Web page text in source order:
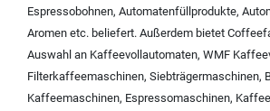
Espressobohnen, Automatenfüllprodukte,
Aromen etc. beliefert. Außerdem bietet
Auswahl an Kaffeevollautomaten, WMF
Filterkaffeemaschinen, Siebträgermaschinen,
Kaffeemaschinen, Espressomaschinen,